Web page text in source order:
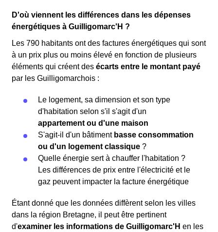
D'où viennent les différences dans les dépenses
énergétiques à Guilligomarc'H ?
Les 790 habitants ont des factures énergétiques qui sont
à un prix plus ou moins élevé en fonction de plusieurs
éléments qui créent des écarts entre le montant payé
par les Guilligomarchois :
Le logement, sa dimension et son type
d'habitation selon s'il s'agit d'un
appartement ou d'une maison
S'agit-il d'un bâtiment basse consommation
ou d'un logement classique ?
Quelle énergie sert à chauffer l'habitation ?
Les différences de prix entre l'électricité et le
gaz peuvent impacter la facture énergétique
Étant donné que les données diffèrent selon les villes
dans la région Bretagne, il peut être pertinent
d'examiner les informations de Guilligomarc'H en les